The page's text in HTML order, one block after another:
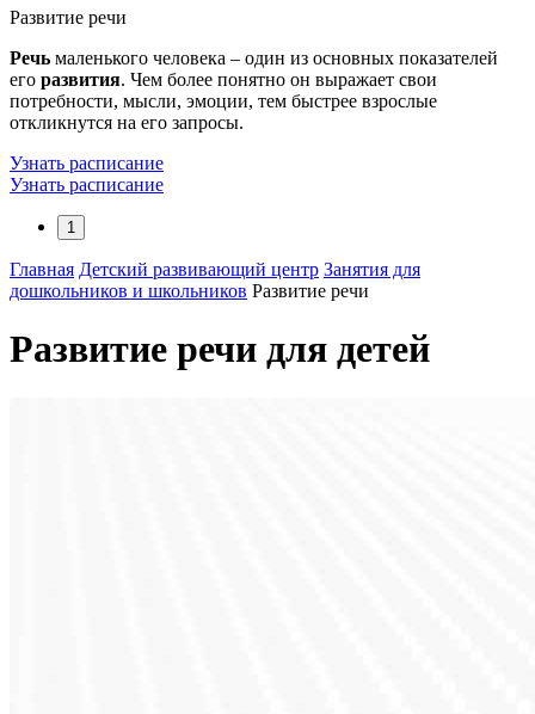
Развитие речи
Речь маленького человека – один из основных показателей
его развития. Чем более понятно он выражает свои
потребности, мысли, эмоции, тем быстрее взрослые
откликнутся на его запросы.
Узнать расписание
Узнать расписание
1
Главная Детский развивающий центр Занятия для
дошкольников и школьников Развитие речи
Развитие речи для детей